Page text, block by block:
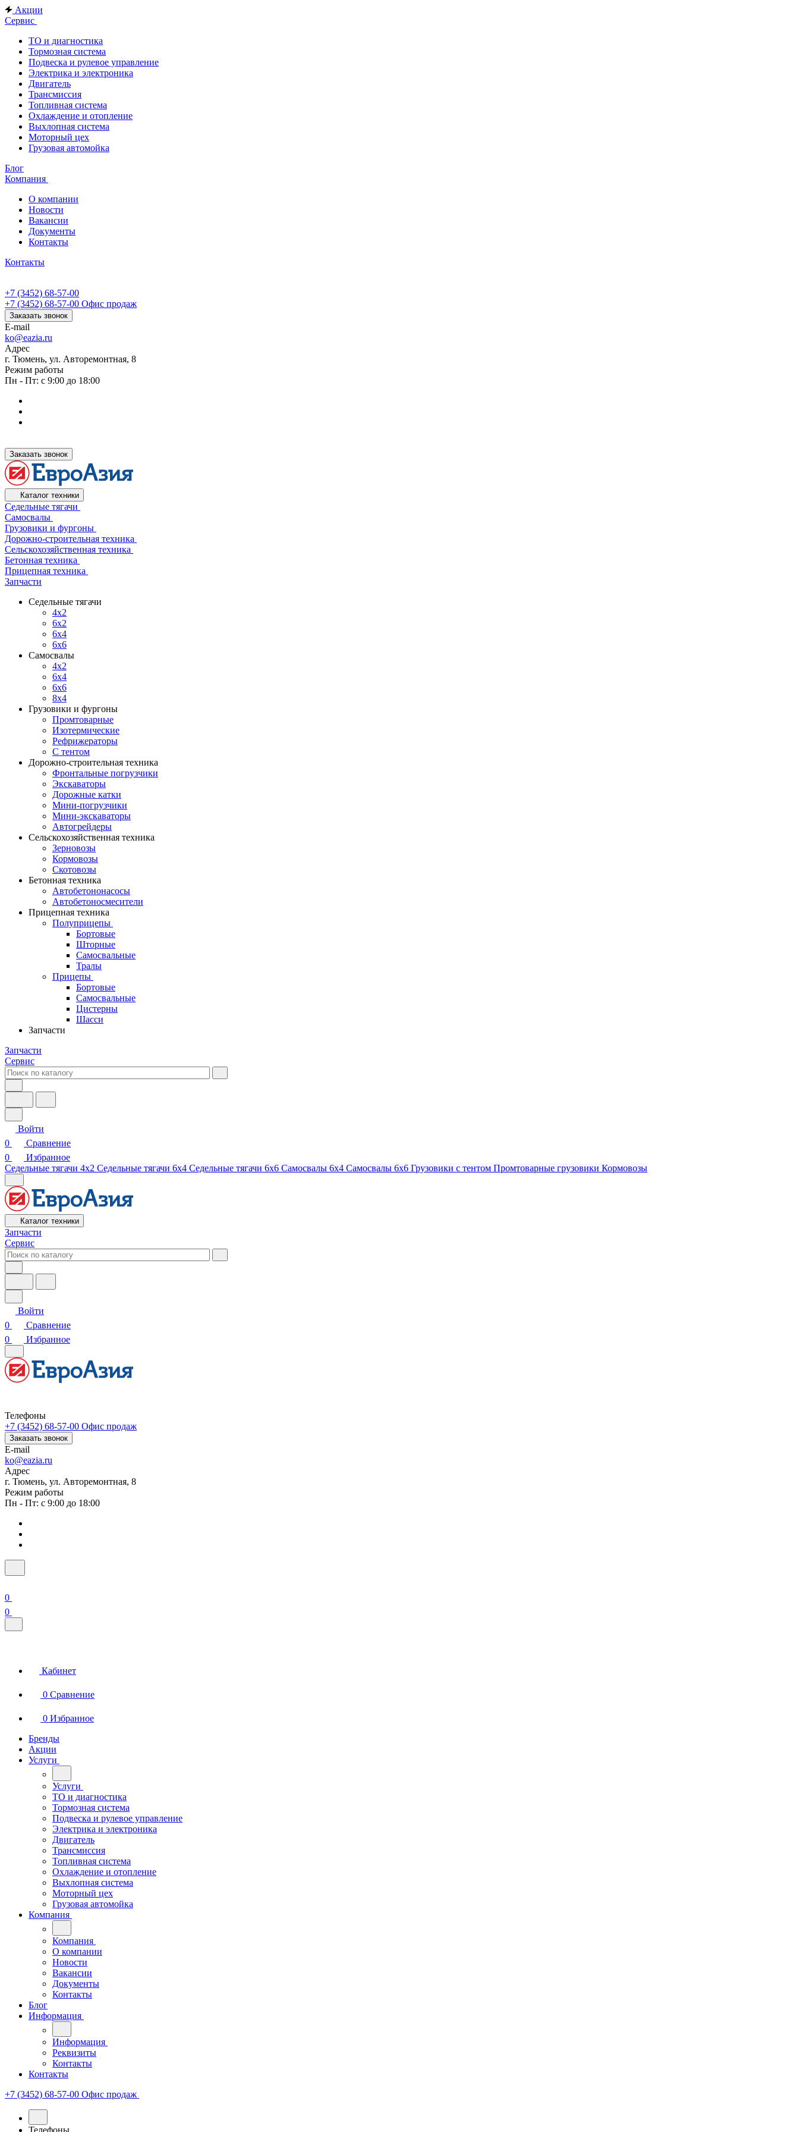
Акции
Сервис
ТО и диагностика
Тормозная система
Подвеска и рулевое управление
Электрика и электроника
Двигатель
Трансмиссия
Топливная система
Охлаждение и отопление
Выхлопная система
Моторный цех
Грузовая автомойка
Блог
Компания
О компании
Новости
Вакансии
Документы
Контакты
Контакты
+7 (3452) 68-57-00
+7 (3452) 68-57-00 Офис продаж
Заказать звонок
E-mail
ko@eazia.ru
Адрес
г. Тюмень, ул. Авторемонтная, 8
Режим работы
Пн - Пт: с 9:00 до 18:00
Заказать звонок
Каталог техники
Седельные тягачи
Самосвалы
Грузовики и фургоны
Дорожно-строительная техника
Сельскохозяйственная техника
Бетонная техника
Прицепная техника
Запчасти
Седельные тягачи
4x2
6x2
6x4
6x6
Самосвалы
4x2
6x4
6x6
8x4
Грузовики и фургоны
Промтоварные
Изотермические
Рефрижераторы
С тентом
Дорожно-строительная техника
Фронтальные погрузчики
Экскаваторы
Дорожные катки
Мини-погрузчики
Мини-экскаваторы
Автогрейдеры
Сельскохозяйственная техника
Зерновозы
Кормовозы
Скотовозы
Бетонная техника
Автобетононасосы
Автобетоносмесители
Прицепная техника
Полуприцепы
Бортовые
Шторные
Самосвальные
Тралы
Прицепы
Бортовые
Самосвальные
Цистерны
Шасси
Запчасти
Запчасти
Сервис
Войти
0
Сравнение
0
Избранное
Седельные тягачи 4х2 Седельные тягачи 6х4 Седельные тягачи 6х6 Самосвалы 6х4 Самосвалы 6х6 Грузовики с тентом Промтоварные грузовики Кормовозы
Каталог техники
Запчасти
Сервис
Войти
0
Сравнение
0
Избранное
Телефоны
+7 (3452) 68-57-00 Офис продаж
Заказать звонок
E-mail
ko@eazia.ru
Адрес
г. Тюмень, ул. Авторемонтная, 8
Режим работы
Пн - Пт: с 9:00 до 18:00
0
0
Кабинет
0 Сравнение
0 Избранное
Бренды
Акции
Услуги
Услуги
ТО и диагностика
Тормозная система
Подвеска и рулевое управление
Электрика и электроника
Двигатель
Трансмиссия
Топливная система
Охлаждение и отопление
Выхлопная система
Моторный цех
Грузовая автомойка
Компания
Компания
О компании
Новости
Вакансии
Документы
Контакты
Блог
Информация
Информация
Реквизиты
Контакты
Контакты
+7 (3452) 68-57-00 Офис продаж
Телефоны